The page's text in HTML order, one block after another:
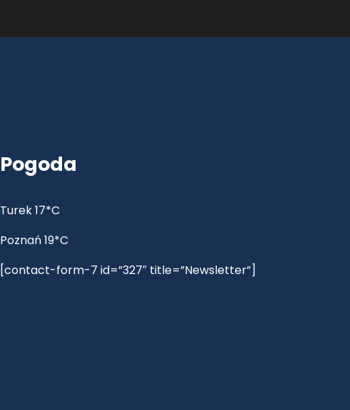
Pogoda
Turek 17*C
Poznań 19*C
[contact-form-7 id=”327″ title=”Newsletter”]